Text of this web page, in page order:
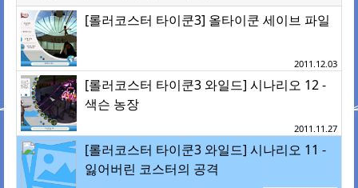
[롤러코스터 타이쿤3] 올타이쿤 세이브 파일
2011.12.03
[롤러코스터 타이쿤3 와일드] 시나리오 12 -
색슨 농장
2011.11.27
[롤러코스터 타이쿤3 와일드] 시나리오 11 -
잃어버린 코스터의 공격